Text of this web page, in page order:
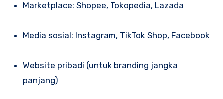
Marketplace: Shopee, Tokopedia, Lazada
Media sosial: Instagram, TikTok Shop, Facebook
Website pribadi (untuk branding jangka
panjang)